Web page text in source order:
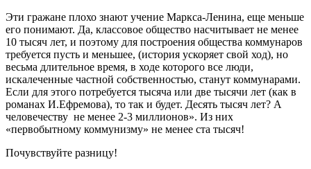
Эти гражане плохо знают учение Маркса-Ленина, еще меньше
его понимают. Да, классовое общество насчитывает не менее
10 тысяч лет, и поэтому для построения общества коммунаров
требуется пусть и меньшее, (история ускоряет свой ход), но
весьма длительное время, в ходе которого все люди,
искалеченные частной собственностью, станут коммунарами.
Если для этого потребуется тысяча или две тысячи лет (как в
романах И.Ефремова), то так и будет. Десять тысяч лет? А
человечеству не менее 2-3 миллионов». Из них
«первобытному коммунизму» не менее ста тысяч!
Почувствуйте разницу!